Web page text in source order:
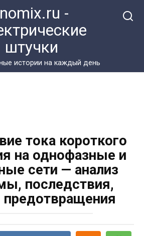
-
штучки
истории на каждый день
тока короткого
на однофазные и
сети — анализ
последствия,